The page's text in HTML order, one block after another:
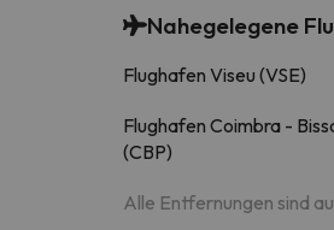
Nahegelegene
Flughafen Viseu (VSE)
Flughafen Coimbra -
(CBP)
Alle Entfernungen sind